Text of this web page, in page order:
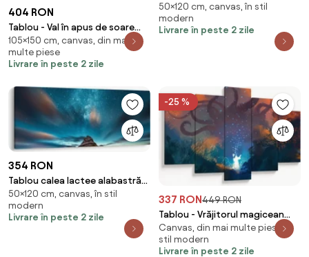
404 RON
Tablou - Val în apus de soare
(150x105 cm)
105×150 cm, canvas, din mai
multe piese
Livrare în peste 2 zile
(120x50 cm)
50×120 cm, canvas, în stil
modern
Livrare în peste 2 zile
354 RON
Tablou calea lactee alabastră
(120x50 cm)
50×120 cm, canvas, în stil
modern
Livrare în peste 2 zile
-25 %
337 RON449 RON
Tablou - Vrăjitorul magicean
(150x105 cm)
Canvas, din mai multe piese, în
stil modern
Livrare în peste 2 zile